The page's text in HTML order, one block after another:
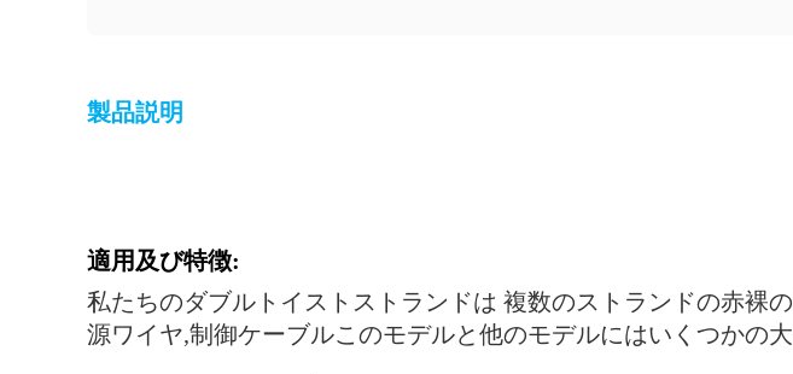
製品説明
適用及び特徴:
私たちのダブルトイストストランドは 複数のストランドの赤裸
源ワイヤ,制御ケーブルこのモデルと他のモデルにはいくつかの